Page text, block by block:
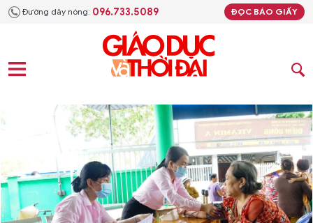
Đường dây nóng: 096.733.5089 ĐỌC BÁO GIẤY